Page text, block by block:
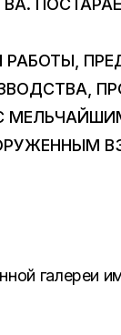
галереи